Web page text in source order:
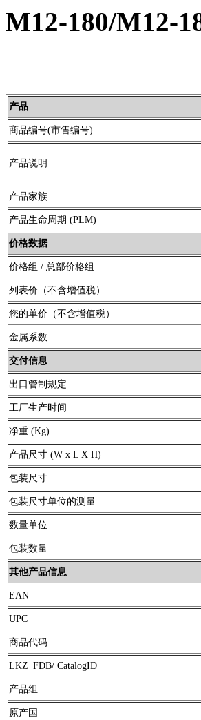
M12-180/M12-
产品
商品编号(市售编号)
产品说明
产品家族
产品生命周期 (PLM)
价格数据
价格组 / 总部价格组
列表价（不含增值税）
您的单价（不含增值税）
金属系数
交付信息
出口管制规定
工厂生产时间
净重 (Kg)
产品尺寸 (W x L X H)
包装尺寸
包装尺寸单位的测量
数量单位
包装数量
其他产品信息
EAN
UPC
商品代码
LKZ_FDB/ CatalogID
产品组
原产国